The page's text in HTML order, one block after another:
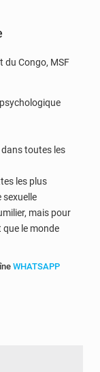
du Congo, MSF
toutes les
les plus
sexuelle
mais pour
le monde
WHATSAPP